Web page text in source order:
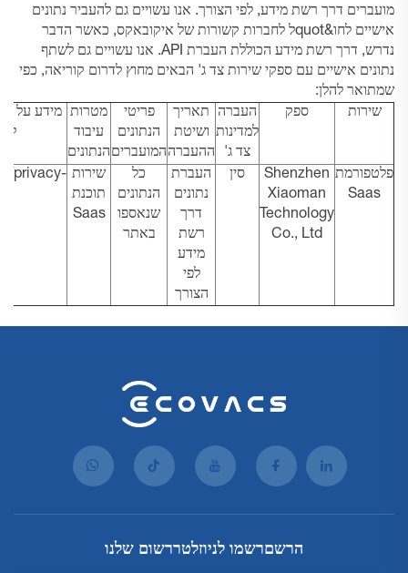
מועברים דרך רשת מידע, לפי הצורך. אנו עשויים גם להעביר נתונים
אישיים לחו&quotל לחברות קשורות של איקובאקס, כאשר הדבר
נדרש, דרך רשת מידע הכוללת העברת API. אנו עשויים גם לשתף
נתונים אישיים עם ספקי שירות צד ג' הבאים מחוץ לדרום קוריאה, כפי
שמתואר להלן:
שירות
ספק
העברה
למדינות
צד ג'
תאריך
ושיטת
ההעברה
פריטי
הנתונים
המועברים
מטרות
עיבוד
הנתונים
מידע על
פלטפורמת
Saas
Shenzhen
Xiaoman
Technology
Co., Ltd
סין
העברת
נתונים
דרך
רשת
מידע
לפי
הצורך
כל
הנתונים
שנאספו
באתר
שירות
תוכנת
Saas
privacy-
הרשםרשמו לניוזלטררשום שלנו